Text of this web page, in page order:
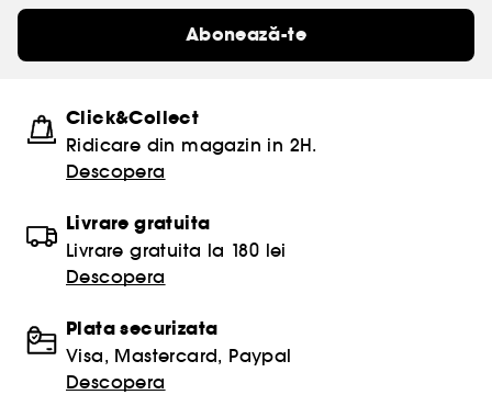
Abonează-te
Click&Collect
Ridicare din magazin in 2H.
Descopera
Livrare gratuita
Livrare gratuita la 180 lei
Descopera
Plata securizata
Visa, Mastercard, Paypal
Descopera